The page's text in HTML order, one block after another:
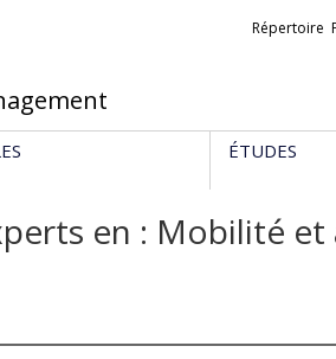
Liens
Répertoire
ÉTUDES
en : Mobilité et